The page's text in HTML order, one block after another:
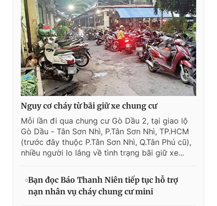
Nguy cơ cháy từ bãi giữ xe chung cư
Mỗi lần đi qua chung cư Gò Dầu 2, tại giao lộ
Gò Dầu - Tân Sơn Nhì, P.Tân Sơn Nhì, TP.HCM
(trước đây thuộc P.Tân Sơn Nhì, Q.Tân Phú cũ),
nhiều người lo lắng về tình trạng bãi giữ xe...
Bạn đọc Báo Thanh Niên tiếp tục hỗ trợ
nạn nhân vụ cháy chung cư mini